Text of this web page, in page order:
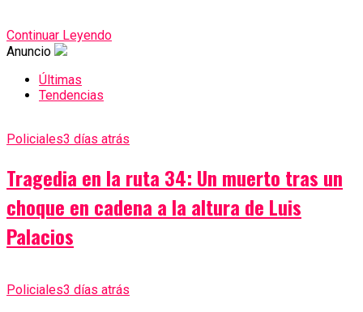
Continuar Leyendo
Anuncio
Últimas
Tendencias
Policiales3 días atrás
Tragedia en la ruta 34: Un muerto tras un
choque en cadena a la altura de Luis
Palacios
Policiales3 días atrás